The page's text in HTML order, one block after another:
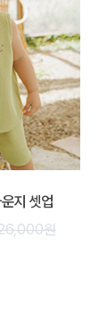
지 셋업
원